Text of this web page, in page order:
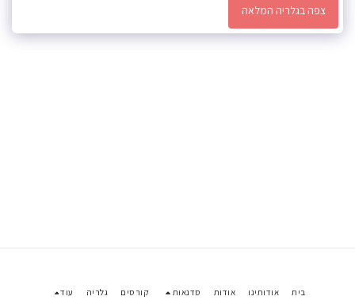
צפה בגלריה המלאה
בית אודותינו אודות סדנאות קורסים גלריה עוד